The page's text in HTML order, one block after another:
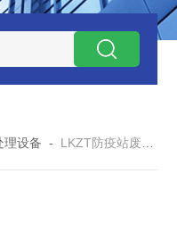
备 LK康复医院污水处理
理设备 - LKZT防疫站废水处理设备